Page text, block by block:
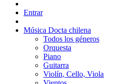
Entrar
Música Docta chilena
Todos los géneros
Orquesta
Piano
Guitarra
Violín, Cello, Viola